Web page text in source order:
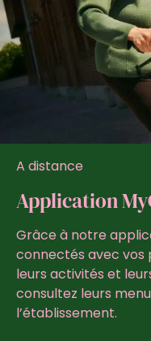
A distance
Application
Grâce à notre
connectés avec vos
leurs activités et
consultez leurs
l’établissement.